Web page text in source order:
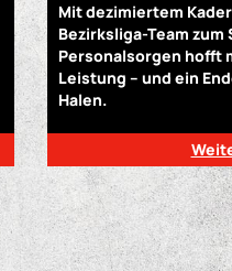
Mit dezimiertem
Bezirksliga-Team zum
Personalsorgen hofft
Leistung – und ein
Halen.